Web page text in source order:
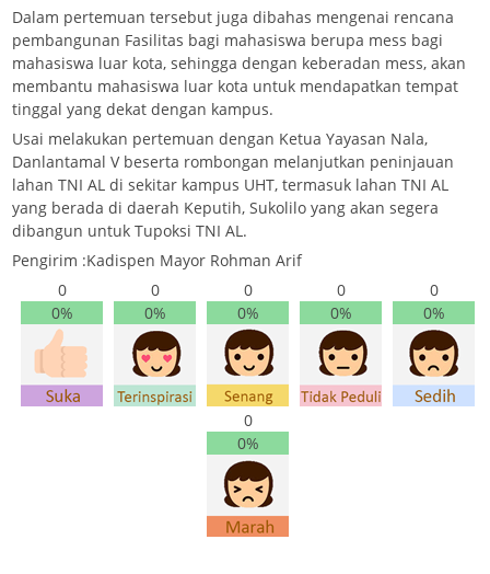
Dalam pertemuan tersebut juga dibahas mengenai rencana
pembangunan Fasilitas bagi mahasiswa berupa mess bagi
mahasiswa luar kota, sehingga dengan keberadan mess, akan
membantu mahasiswa luar kota untuk mendapatkan tempat
tinggal yang dekat dengan kampus.
Usai melakukan pertemuan dengan Ketua Yayasan Nala,
Danlantamal V beserta rombongan melanjutkan peninjauan
lahan TNI AL di sekitar kampus UHT, termasuk lahan TNI AL
yang berada di daerah Keputih, Sukolilo yang akan segera
dibangun untuk Tupoksi TNI AL.
Pengirim :Kadispen Mayor Rohman Arif
0
0%
0
0%
0
0%
0
0%
0
0%
0
0%